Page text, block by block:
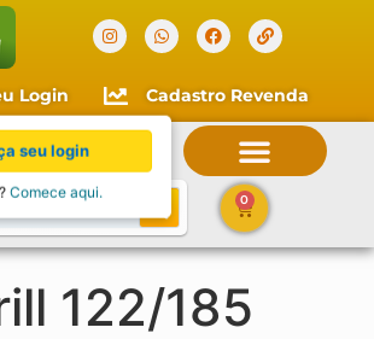
Login Cadastro Revenda
0
122/185
seu login
Comece aqui.